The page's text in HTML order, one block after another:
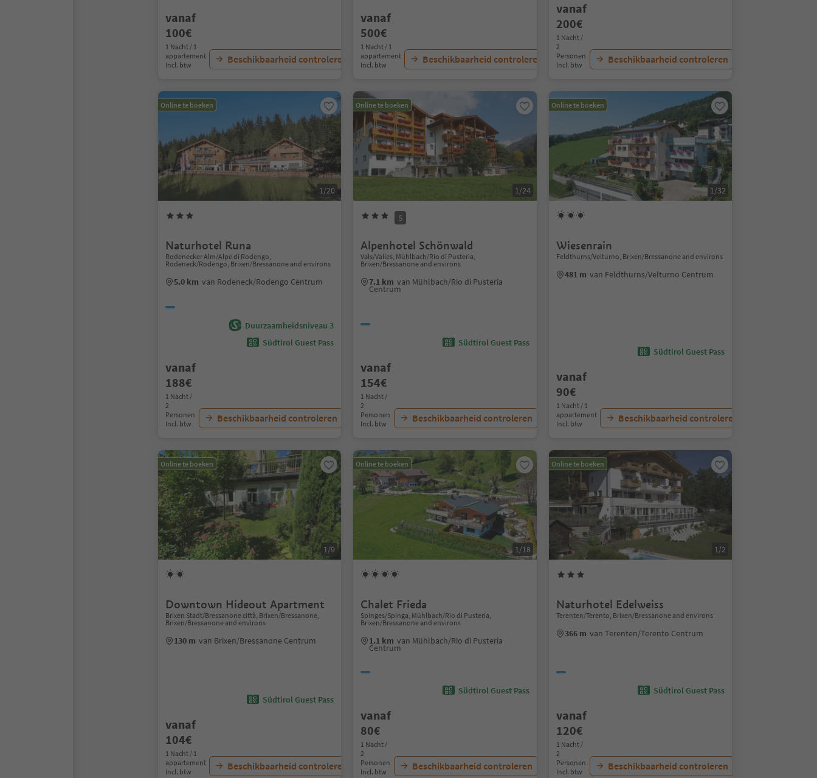
vanaf
100€
1 Nacht / 1
appartement
Incl. btw
Beschikbaarheid controleren
vanaf
500€
1 Nacht / 1
appartement
Incl. btw
Beschikbaarheid controleren
vanaf
200€
1 Nacht /
2
Personen
Incl. btw
Beschikbaarheid controleren
Online te boeken
1/20
Naturhotel Runa
Rodenecker Alm/Alpe di Rodengo,
Rodeneck/Rodengo, Brixen/Bressanone and environs
5.0 km van Rodeneck/Rodengo Centrum
Duurzaamheidsniveau 3
Südtirol Guest Pass
vanaf
188€
1 Nacht /
2
Personen
Incl. btw
Beschikbaarheid controleren
Online te boeken
1/24
S
Alpenhotel Schönwald
Vals/Valles, Mühlbach/Rio di Pusteria,
Brixen/Bressanone and environs
7.1 km van Mühlbach/Rio di Pusteria
Centrum
Südtirol Guest Pass
vanaf
154€
1 Nacht /
2
Personen
Incl. btw
Beschikbaarheid controleren
Online te boeken
1/32
Wiesenrain
Feldthurns/Velturno, Brixen/Bressanone and environs
481 m van Feldthurns/Velturno Centrum
Südtirol Guest Pass
vanaf
90€
1 Nacht / 1
appartement
Incl. btw
Beschikbaarheid controleren
Online te boeken
1/9
Downtown Hideout Apartment
Brixen Stadt/Bressanone città, Brixen/Bressanone,
Brixen/Bressanone and environs
130 m van Brixen/Bressanone Centrum
Südtirol Guest Pass
vanaf
104€
1 Nacht / 1
appartement
Incl. btw
Beschikbaarheid controleren
Online te boeken
1/18
Chalet Frieda
Spinges/Spinga, Mühlbach/Rio di Pusteria,
Brixen/Bressanone and environs
1.1 km van Mühlbach/Rio di Pusteria
Centrum
Südtirol Guest Pass
vanaf
80€
1 Nacht /
2
Personen
Incl. btw
Beschikbaarheid controleren
Online te boeken
1/2
Naturhotel Edelweiss
Terenten/Terento, Brixen/Bressanone and environs
366 m van Terenten/Terento Centrum
Südtirol Guest Pass
vanaf
120€
1 Nacht /
2
Personen
Incl. btw
Beschikbaarheid controleren